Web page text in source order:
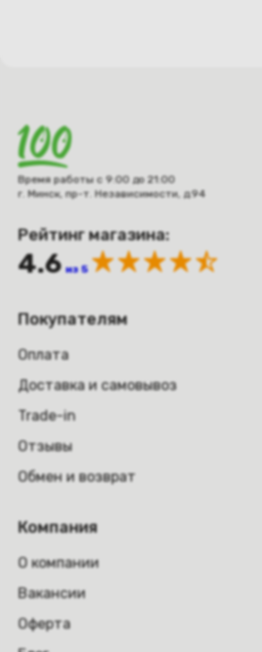
Время работы с 9:00 до 21:00
г. Минск, пр-т. Независимости, д.94
Рейтинг магазина:
4.6 из 5
Покупателям
Оплата
Доставка и самовывоз
Trade-in
Отзывы
Обмен и возврат
Компания
О компании
Вакансии
Оферта